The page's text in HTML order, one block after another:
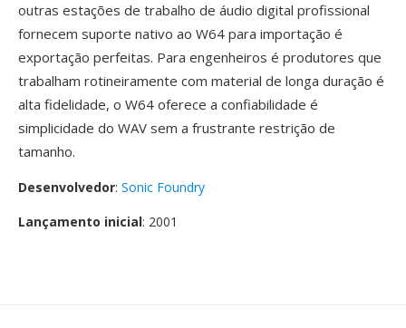
outras estações de trabalho de áudio digital profissional
fornecem suporte nativo ao W64 para importação é
exportação perfeitas. Para engenheiros é produtores que
trabalham rotineiramente com material de longa duração é
alta fidelidade, o W64 oferece a confiabilidade é
simplicidade do WAV sem a frustrante restrição de
tamanho.
Desenvolvedor: Sonic Foundry
Lançamento inicial: 2001